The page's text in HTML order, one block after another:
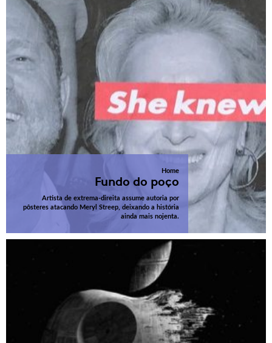
Home
Fundo do poço
Artista de extrema-direita assume autoria por
pôsteres atacando Meryl Streep, deixando a história
ainda mais nojenta.